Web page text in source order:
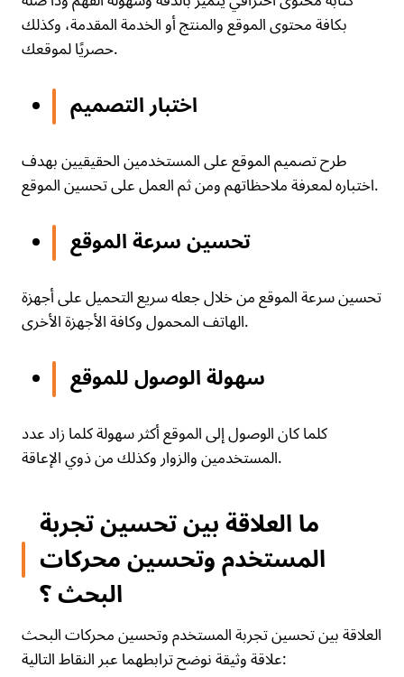
بكافة محتوى الموقع والمنتج أو الخدمة المقدمة، وكذلك
حصريًا لموقعك.
اختبار التصميم
طرح تصميم الموقع على المستخدمين الحقيقيين بهدف
اختباره لمعرفة ملاحظاتهم ومن ثم العمل على تحسين الموقع.
تحسين سرعة الموقع
تحسين سرعة الموقع من خلال جعله سريع التحميل على أجهزة
الهاتف المحمول وكافة الأجهزة الأخرى.
سهولة الوصول للموقع
كلما كان الوصول إلى الموقع أكثر سهولة كلما زاد عدد
المستخدمين والزوار وكذلك من ذوي الإعاقة.
ما العلاقة بين تحسين تجربة
المستخدم وتحسين محركات
البحث ؟
العلاقة بين تحسين تجربة المستخدم وتحسين محركات البحث
علاقة وثيقة نوضح ترابطهما عبر النقاط التالية: